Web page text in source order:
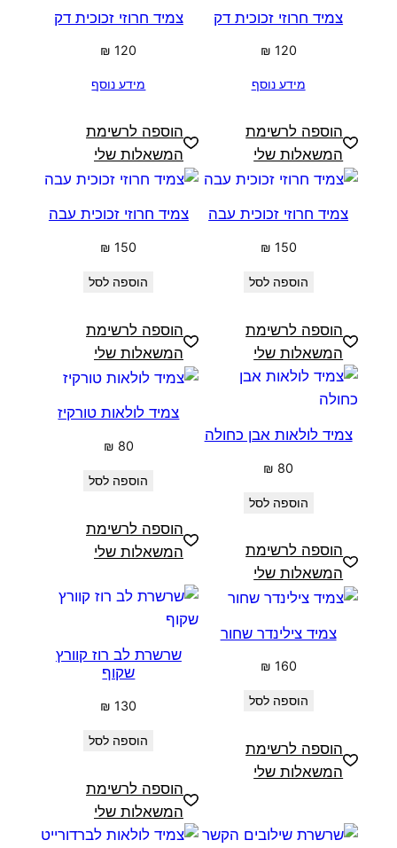
צמיד חרוזי זכוכית דק
₪ 120
מידע נוסף
הוספה לרשימת
המשאלות שלי
צמיד חרוזי זכוכית דק
₪ 120
מידע נוסף
הוספה לרשימת
המשאלות שלי
צמיד חרוזי זכוכית עבה
₪ 150
הוספה לסל
הוספה לרשימת
המשאלות שלי
צמיד חרוזי זכוכית עבה
₪ 150
הוספה לסל
הוספה לרשימת
המשאלות שלי
צמיד לולאות אבן כחולה
₪ 80
הוספה לסל
הוספה לרשימת
המשאלות שלי
צמיד לולאות טורקיז
₪ 80
הוספה לסל
הוספה לרשימת
המשאלות שלי
צמיד צילינדר שחור
₪ 160
הוספה לסל
הוספה לרשימת
המשאלות שלי
שרשרת לב רוז קוורץ
שקוף
₪ 130
הוספה לסל
הוספה לרשימת
המשאלות שלי